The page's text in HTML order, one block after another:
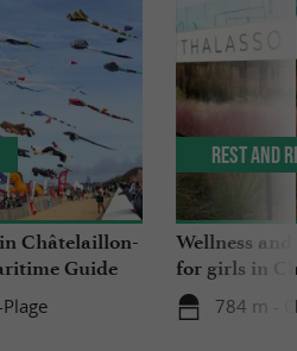
Châtelaillon-
Guide
Wellness
for girls in
784 m -
Rest and